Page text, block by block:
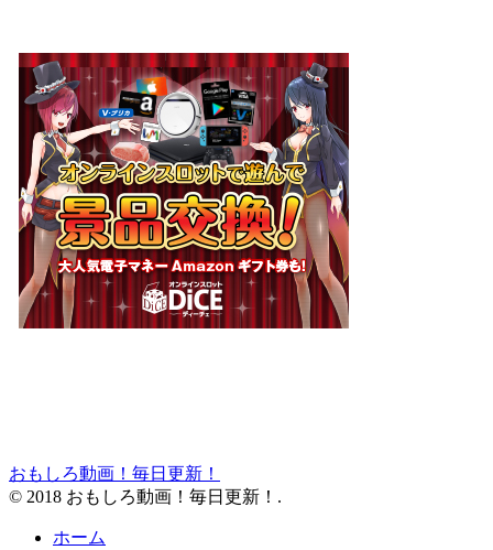
おもしろ動画！毎日更新！
© 2018 おもしろ動画！毎日更新！.
ホーム